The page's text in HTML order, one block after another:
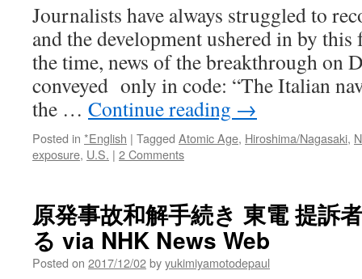
Journalists have always struggled to
and the development ushered in by
the time, news of the breakthrough on
conveyed only in code: “The Italian
the … Continue reading →
Posted in *English | Tagged Atomic Age, Hiroshima/Nagasaki,
exposure, U.S. | 2 Comments
原発事故和解手続き 東電 提訴
る via NHK News Web
Posted on 2017/12/02byyukimiyamotodepaul